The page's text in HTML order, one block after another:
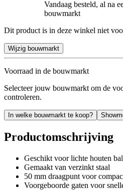
Vandaag besteld, al na
bouwmarkt
Dit product is in deze winkel niet
Wijzig bouwmarkt
Voorraad in de bouwmarkt
Selecteer jouw bouwmarkt om de
controleren.
In welke bouwmarkt te koop?
Productomschrijving
Geschikt voor lichte houten
Gemaakt van verzinkt staal
50 mm draagpunt voor
Voorgeboorde gaten voor